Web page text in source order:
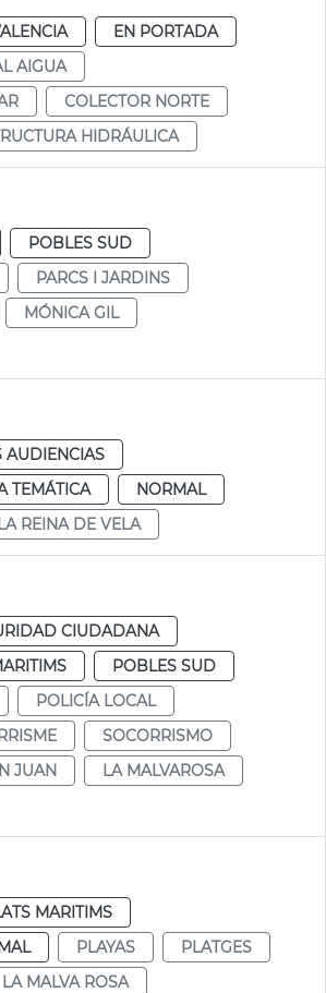
EN PORTADA
AIGUA
COLECTOR NORTE
HIDRÁULICA
POBLES SUD
PARCS I JARDINS
MÓNICA GIL
AUDIENCIAS
TEMÁTICA
NORMAL
REINA DE VELA
CIUDADANA
POBLES SUD
POLICÍA LOCAL
SOCORRISMO
JUAN
LA MALVAROSA
MARITIMS
PLAYAS
PLATGES
LA MALVA ROSA